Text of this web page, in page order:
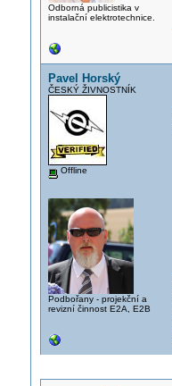
Odborná publicistika v
instalační elektrotechnice.
Pavel Horský
ČESKÝ ŽIVNOSTNÍK
Offline
Podbořany - projekční a
revizní činnost E2A, E2B